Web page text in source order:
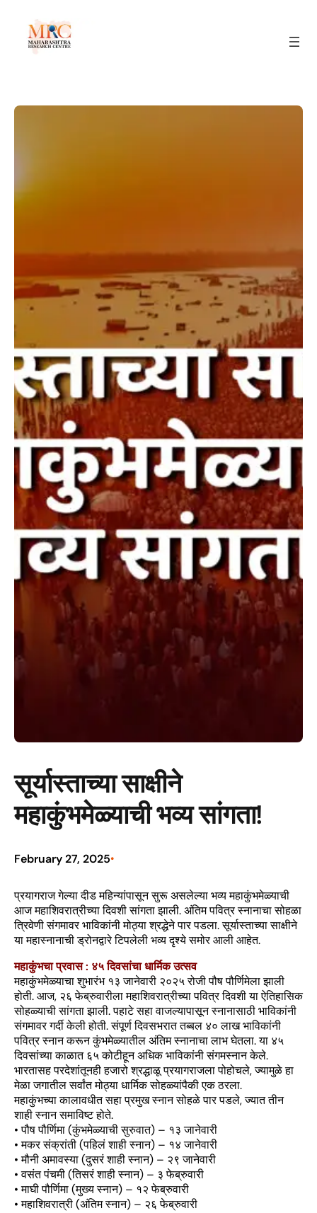
सूर्यास्ताच्या साक्षीने
महाकुंभमेळ्याची भव्य सांगता!
February 27, 2025•
प्रयागराज गेल्या दीड महिन्यांपासून सुरू असलेल्या भव्य महाकुंभमेळ्याची
आज महाशिवरात्रीच्या दिवशी सांगता झाली. अंतिम पवित्र स्नानाचा सोहळा
त्रिवेणी संगमावर भाविकांनी मोठ्या श्रद्धेने पार पडला. सूर्यास्ताच्या साक्षीने
या महास्नानाची ड्रोनद्वारे टिपलेली भव्य दृश्ये समोर आली आहेत.
महाकुंभचा प्रवास : ४५ दिवसांचा धार्मिक उत्सव
महाकुंभमेळ्याचा शुभारंभ १३ जानेवारी २०२५ रोजी पौष पौर्णिमेला झाली
होती. आज, २६ फेब्रुवारीला महाशिवरात्रीच्या पवित्र दिवशी या ऐतिहासिक
सोहळ्याची सांगता झाली. पहाटे सहा वाजल्यापासून स्नानासाठी भाविकांनी
संगमावर गर्दी केली होती. संपूर्ण दिवसभरात तब्बल ४० लाख भाविकांनी
पवित्र स्नान करून कुंभमेळ्यातील अंतिम स्नानाचा लाभ घेतला. या ४५
दिवसांच्या काळात ६५ कोटीहून अधिक भाविकांनी संगमस्नान केले.
भारतासह परदेशांतूनही हजारो श्रद्धाळू प्रयागराजला पोहोचले, ज्यामुळे हा
मेळा जगातील सर्वांत मोठ्या धार्मिक सोहळ्यांपैकी एक ठरला.
महाकुंभच्या कालावधीत सहा प्रमुख स्नान सोहळे पार पडले, ज्यात तीन
शाही स्नान समाविष्ट होते.
• पौष पौर्णिमा (कुंभमेळ्याची सुरुवात) – १३ जानेवारी
• मकर संक्रांती (पहिलं शाही स्नान) – १४ जानेवारी
• मौनी अमावस्या (दुसरं शाही स्नान) – २९ जानेवारी
• वसंत पंचमी (तिसरं शाही स्नान) – ३ फेब्रुवारी
• माघी पौर्णिमा (मुख्य स्नान) – १२ फेब्रुवारी
• महाशिवरात्री (अंतिम स्नान) – २६ फेब्रुवारी